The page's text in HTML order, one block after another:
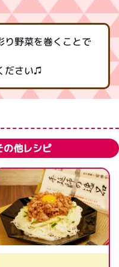
り野菜を巻くことで
ださい♫
の他レシピ